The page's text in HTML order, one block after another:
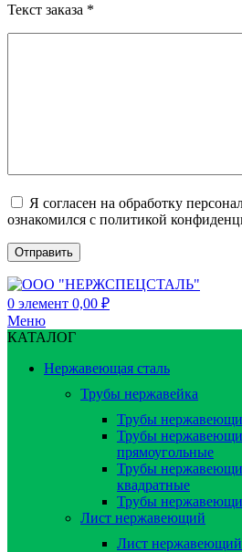
Текст заказа *
Я согласен на обработку
ознакомился с политикой
0 элемент 0,00 ₽
Меню
КАТАЛОГ
Нержавеющая сталь
Трубы нержавейка
Трубы
Трубы
прямоугольные
Трубы
квадратные
Трубы
Лист нержавеющий
Лист нержавеющий